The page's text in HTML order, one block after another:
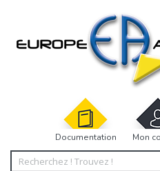
Documentation Mon